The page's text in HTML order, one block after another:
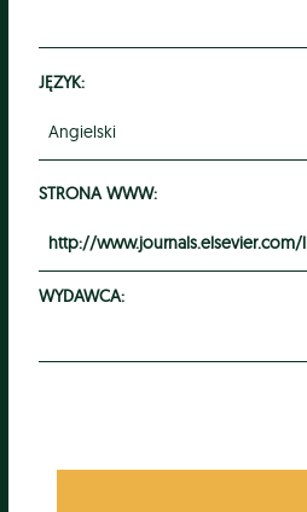
JĘZYK:
Angielski
STRONA WWW:
http://www.journals.elsevier.com/
WYDAWCA: